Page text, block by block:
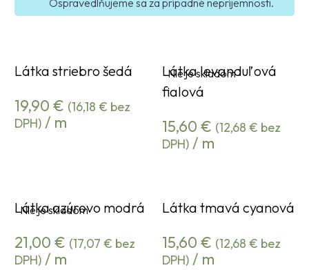
Látka striebro šedá
19,90 € (16,18 € bez
DPH) / m
Nie je skladom
Látka levanduľová
fialová
15,60 € (12,68 € bez
DPH) / m
Nie je skladom
Látka azúrovo modrá
21,00 € (17,07 € bez
DPH) / m
Látka tmavá cyanová
15,60 € (12,68 € bez
DPH) / m